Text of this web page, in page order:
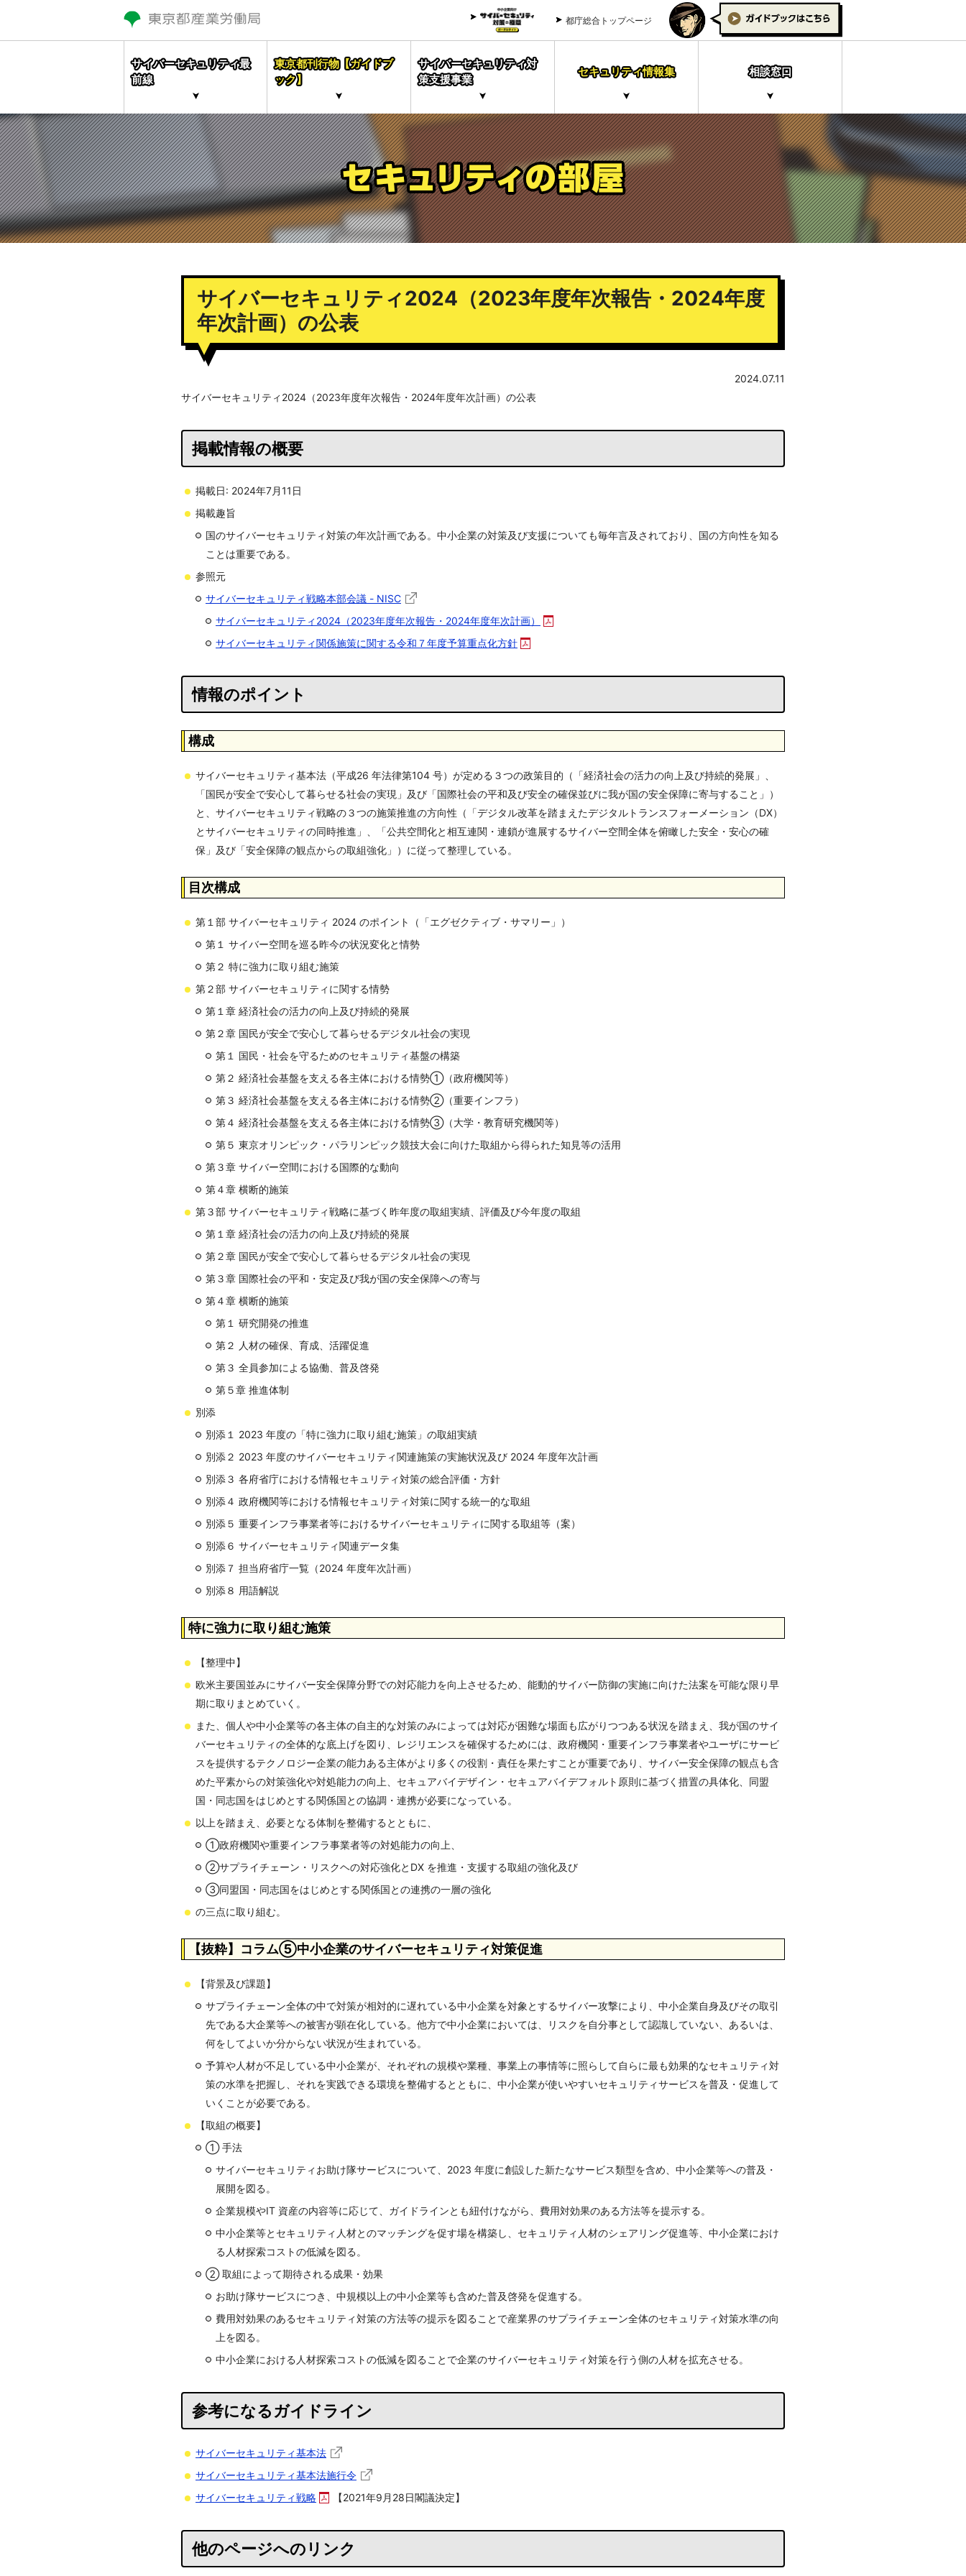
都庁総合トップページ
サイバーセキュリティ対
策支援事業
サイバーセキュリティ最
前線
東京都刊行物【ガイドブ
ック】
セキュリティ情報集 相談窓口
サイバーセキュリティ2024（2023年度年次報告・2024年度
年次計画）の公表
2024.07.11
サイバーセキュリティ2024（2023年度年次報告・2024年度年次計画）の公表
掲載情報の概要
掲載日: 2024年7月11日
掲載趣旨
国のサイバーセキュリティ対策の年次計画である。中小企業の対策及び支援についても毎年言及されており、国の方向性を知る
ことは重要である。
参照元
サイバーセキュリティ戦略本部会議 - NISC
サイバーセキュリティ2024（2023年度年次報告・2024年度年次計画）
サイバーセキュリティ関係施策に関する令和７年度予算重点化方針
情報のポイント
構成
サイバーセキュリティ基本法（平成26 年法律第104 号）が定める３つの政策目的（「経済社会の活力の向上及び持続的発展」、
「国民が安全で安心して暮らせる社会の実現」及び「国際社会の平和及び安全の確保並びに我が国の安全保障に寄与すること」）
と、サイバーセキュリティ戦略の３つの施策推進の方向性（「デジタル改革を踏まえたデジタルトランスフォーメーション（DX）
とサイバーセキュリティの同時推進」、「公共空間化と相互連関・連鎖が進展するサイバー空間全体を俯瞰した安全・安心の確
保」及び「安全保障の観点からの取組強化」）に従って整理している。
目次構成
第１部 サイバーセキュリティ 2024 のポイント（「エグゼクティブ・サマリー」）
第１ サイバー空間を巡る昨今の状況変化と情勢
第２ 特に強力に取り組む施策
第２部 サイバーセキュリティに関する情勢
第１章 経済社会の活力の向上及び持続的発展
第２章 国民が安全で安心して暮らせるデジタル社会の実現
第１ 国民・社会を守るためのセキュリティ基盤の構築
第２ 経済社会基盤を支える各主体における情勢①（政府機関等）
第３ 経済社会基盤を支える各主体における情勢②（重要インフラ）
第４ 経済社会基盤を支える各主体における情勢③（大学・教育研究機関等）
第５ 東京オリンピック・パラリンピック競技大会に向けた取組から得られた知見等の活用
第３章 サイバー空間における国際的な動向
第４章 横断的施策
第３部 サイバーセキュリティ戦略に基づく昨年度の取組実績、評価及び今年度の取組
第１章 経済社会の活力の向上及び持続的発展
第２章 国民が安全で安心して暮らせるデジタル社会の実現
第３章 国際社会の平和・安定及び我が国の安全保障への寄与
第４章 横断的施策
第１ 研究開発の推進
第２ 人材の確保、育成、活躍促進
第３ 全員参加による協働、普及啓発
第５章 推進体制
別添
別添１ 2023 年度の「特に強力に取り組む施策」の取組実績
別添２ 2023 年度のサイバーセキュリティ関連施策の実施状況及び 2024 年度年次計画
別添３ 各府省庁における情報セキュリティ対策の総合評価・方針
別添４ 政府機関等における情報セキュリティ対策に関する統一的な取組
別添５ 重要インフラ事業者等におけるサイバーセキュリティに関する取組等（案）
別添６ サイバーセキュリティ関連データ集
別添７ 担当府省庁一覧（2024 年度年次計画）
別添８ 用語解説
特に強力に取り組む施策
【整理中】
欧米主要国並みにサイバー安全保障分野での対応能力を向上させるため、能動的サイバー防御の実施に向けた法案を可能な限り早
期に取りまとめていく。
また、個人や中小企業等の各主体の自主的な対策のみによっては対応が困難な場面も広がりつつある状況を踏まえ、我が国のサイ
バーセキュリティの全体的な底上げを図り、レジリエンスを確保するためには、政府機関・重要インフラ事業者やユーザにサービ
スを提供するテクノロジー企業の能力ある主体がより多くの役割・責任を果たすことが重要であり、サイバー安全保障の観点も含
めた平素からの対策強化や対処能力の向上、セキュアバイデザイン・セキュアバイデフォルト原則に基づく措置の具体化、同盟
国・同志国をはじめとする関係国との協調・連携が必要になっている。
以上を踏まえ、必要となる体制を整備するとともに、
①政府機関や重要インフラ事業者等の対処能力の向上、
②サプライチェーン・リスクヘの対応強化とDX を推進・支援する取組の強化及び
③同盟国・同志国をはじめとする関係国との連携の一層の強化
の三点に取り組む。
【抜粋】コラム⑤中小企業のサイバーセキュリティ対策促進
【背景及び課題】
サプライチェーン全体の中で対策が相対的に遅れている中小企業を対象とするサイバー攻撃により、中小企業自身及びその取引
先である大企業等への被害が顕在化している。他方で中小企業においては、リスクを自分事として認識していない、あるいは、
何をしてよいか分からない状況が生まれている。
予算や人材が不足している中小企業が、それぞれの規模や業種、事業上の事情等に照らして自らに最も効果的なセキュリティ対
策の水準を把握し、それを実践できる環境を整備するとともに、中小企業が使いやすいセキュリティサービスを普及・促進して
いくことが必要である。
【取組の概要】
① 手法
サイバーセキュリティお助け隊サービスについて、2023 年度に創設した新たなサービス類型を含め、中小企業等への普及・
展開を図る。
企業規模やIT 資産の内容等に応じて、ガイドラインとも紐付けながら、費用対効果のある方法等を提示する。
中小企業等とセキュリティ人材とのマッチングを促す場を構築し、セキュリティ人材のシェアリング促進等、中小企業におけ
る人材探索コストの低減を図る。
② 取組によって期待される成果・効果
お助け隊サービスにつき、中規模以上の中小企業等も含めた普及啓発を促進する。
費用対効果のあるセキュリティ対策の方法等の提示を図ることで産業界のサプライチェーン全体のセキュリティ対策水準の向
上を図る。
中小企業における人材探索コストの低減を図ることで企業のサイバーセキュリティ対策を行う側の人材を拡充させる。
参考になるガイドライン
サイバーセキュリティ基本法
サイバーセキュリティ基本法施行令
サイバーセキュリティ戦略
【2021年9月28日閣議決定】
他のページへのリンク